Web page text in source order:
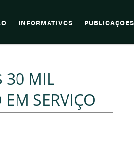
INFORMATIVOS PUBLICAÇÕES
30 MIL
SERVIÇO